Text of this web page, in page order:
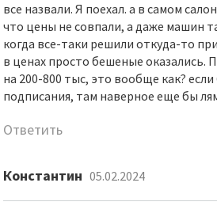
все назвали. Я поехал. а в самом
что цены не совпали, а даже машин
когда все-таки решили откуда-то
в ценах просто бешеные оказались.
на 200-800 тыс, это вообще как?
подписания, там наверное еще бы
Ответить
Константин 05.02.2024